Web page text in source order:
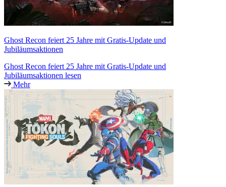
Ghost Recon feiert 25 Jahre mit Gratis-Update und
Jubiläumsaktionen
Ghost Recon feiert 25 Jahre mit Gratis-Update und
Jubiläumsaktionen lesen
Mehr